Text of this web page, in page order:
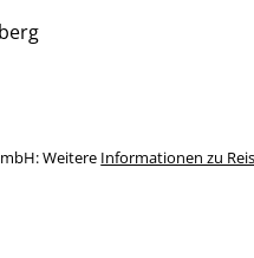
Weitere Informationen zu